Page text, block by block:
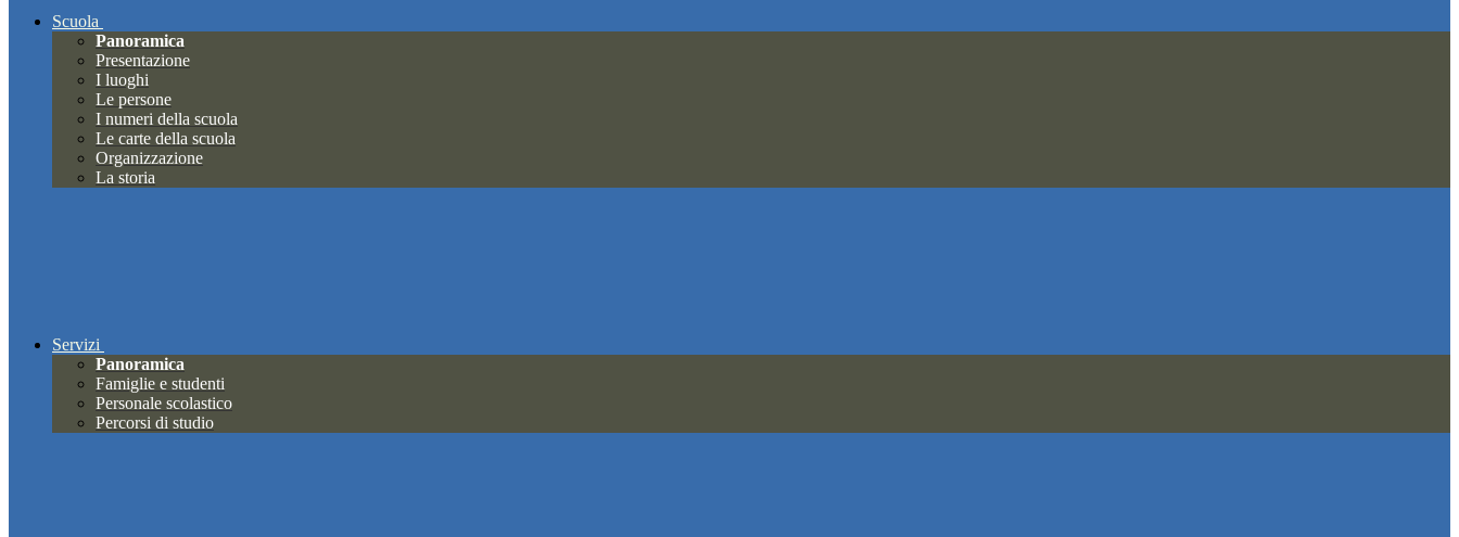
Scuola
Panoramica
Presentazione
I luoghi
Le persone
I numeri della scuola
Le carte della scuola
Organizzazione
La storia
Servizi
Panoramica
Famiglie e studenti
Personale scolastico
Percorsi di studio